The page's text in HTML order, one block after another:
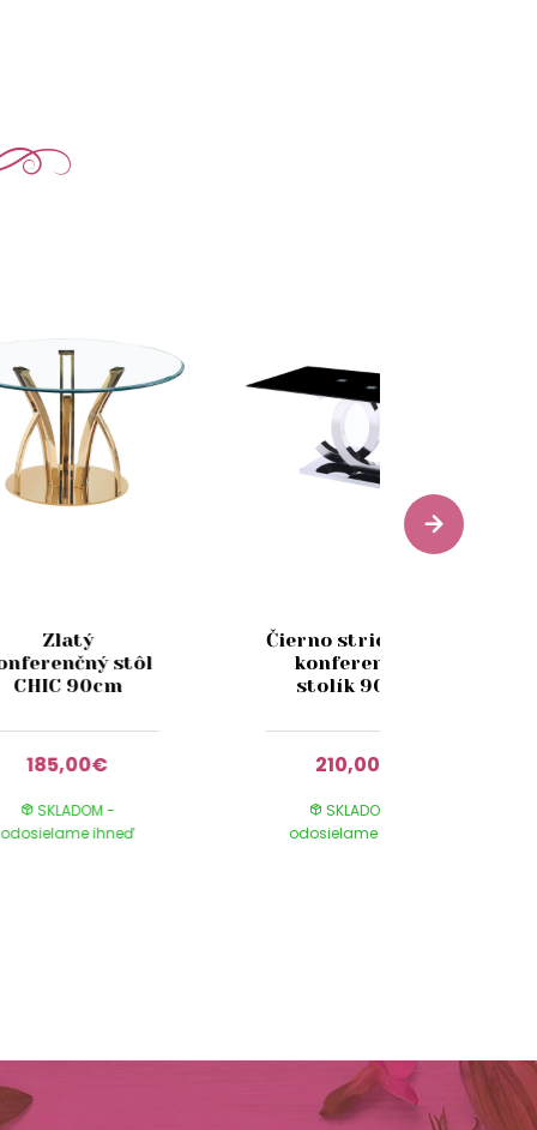
Zlatý
stôl
CHIC 90cm
185,00€
SKLADOM -
odosielame ihneď
Čierno strieborný
konferenčný
stolík 90cm
210,00€
SKLADOM -
odosielame ihneď